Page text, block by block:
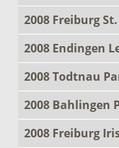
2008 Freiburg
2008 Endingen
2008 Todtnau
2008 Bahlingen
2008 Freiburg